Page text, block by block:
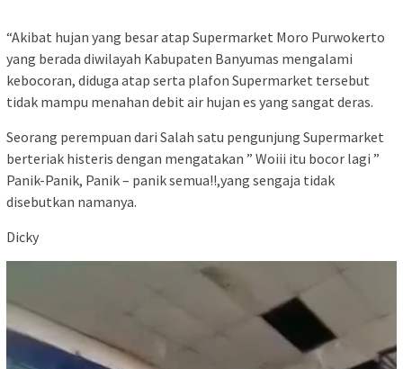
“Akibat hujan yang besar atap Supermarket Moro Purwokerto
yang berada diwilayah Kabupaten Banyumas mengalami
kebocoran, diduga atap serta plafon Supermarket tersebut
tidak mampu menahan debit air hujan es yang sangat deras.
Seorang perempuan dari Salah satu pengunjung Supermarket
berteriak histeris dengan mengatakan ” Woiii itu bocor lagi ”
Panik-Panik, Panik – panik semua!!,yang sengaja tidak
disebutkan namanya.
Dicky